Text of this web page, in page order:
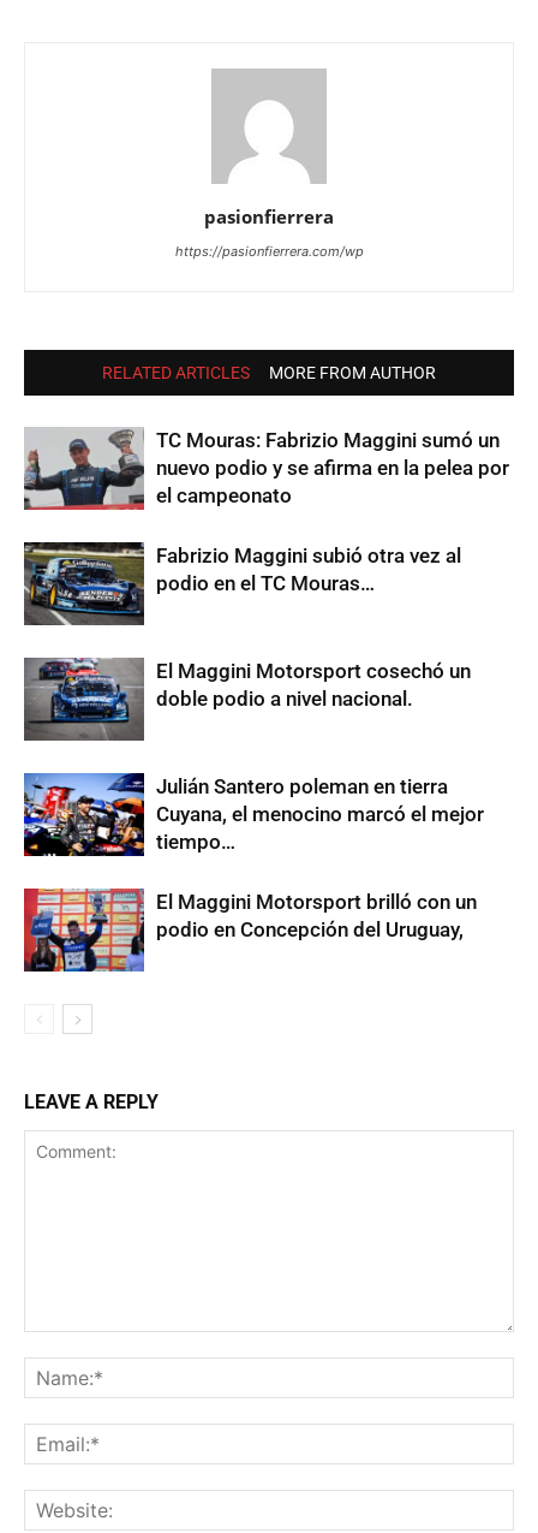
pasionfierrera
https://pasionfierrera.com/wp
RELATED ARTICLES MORE FROM AUTHOR
TC Mouras: Fabrizio Maggini sumó un
nuevo podio y se afirma en la pelea por
el campeonato
Fabrizio Maggini subió otra vez al
podio en el TC Mouras…
El Maggini Motorsport cosechó un
doble podio a nivel nacional.
Julián Santero poleman en tierra
Cuyana, el menocino marcó el mejor
tiempo…
El Maggini Motorsport brilló con un
podio en Concepción del Uruguay,
LEAVE A REPLY